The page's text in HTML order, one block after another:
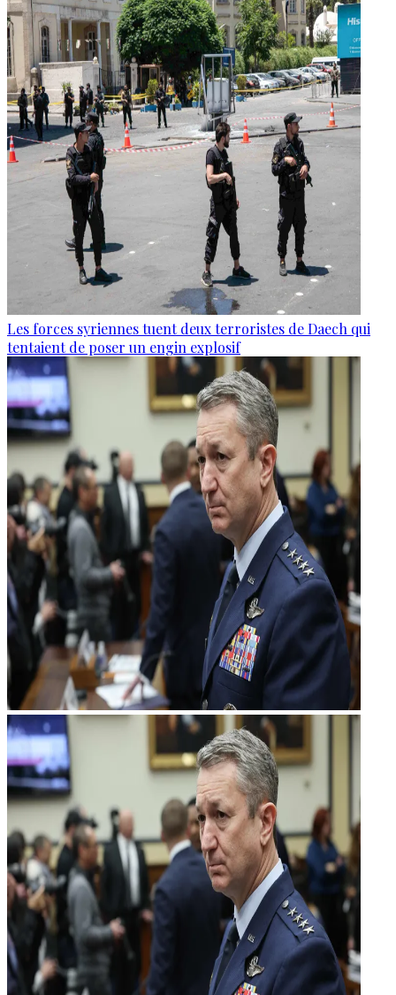
Les forces syriennes tuent deux terroristes de Daech qui
tentaient de poser un engin explosif